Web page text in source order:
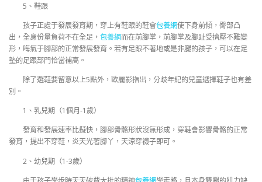
5、鞋跟
孩子正處于發展發育期，穿上有鞋跟的鞋會包養網使下身前傾，臀部凸
出，全身份量負荷不在全足， 包養網而在前腳掌，前腳掌及腳趾受擠壓不難變
形，晦氣于腳部的正常發展發育。若有足跟不著地或是非腿的孩子，可以在足
墊的足跟部門恰當補高。
除了選鞋要留意以上5點外，歐麗影指出，分歧年紀的兒童選擇鞋子也有差
別。
1、乳兒期（1個月-1歲）
發育和發展速率比擬快，腳部骨骼形狀沒無形成，穿鞋會影響骨骼的正常
發育，提出不穿鞋，炎天光著腳丫，天涼穿襪子即可。
2、幼兒期（1-3歲）